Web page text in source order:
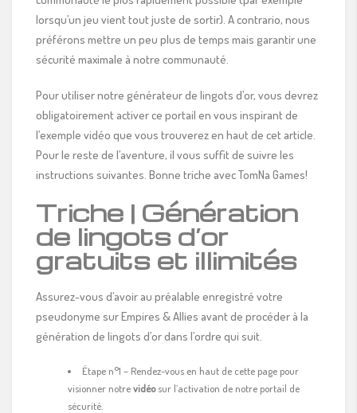
lorsqu’un jeu vient tout juste de sortir). A contrario, nous
préférons mettre un peu plus de temps mais garantir une
sécurité maximale à notre communauté.
Pour utiliser notre générateur de lingots d’or, vous devrez
obligatoirement activer ce portail en vous inspirant de
l’exemple vidéo que vous trouverez en haut de cet article.
Pour le reste de l’aventure, il vous suffit de suivre les
instructions suivantes. Bonne triche avec TomNa Games!
Triche | Génération
de lingots d’or
gratuits et illimités
Assurez-vous d’avoir au préalable enregistré votre
pseudonyme sur Empires & Allies avant de procéder à la
génération de lingots d’or dans l’ordre qui suit.
Étape n°1 – Rendez-vous en haut de cette page pour
visionner notrevidéosur l’activation de notre portail de
sécurité.